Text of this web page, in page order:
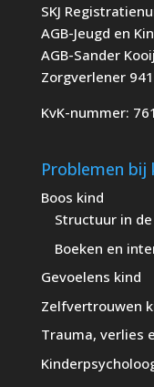
SKJ
AGB-Jeugd en
AGB-Sander
Zorgverlener
KvK-nummer:
Problemen bij
Boos kind
Structuur in
Boeken en
Gevoelens kind
Zelfvertrouwen
Trauma, verlies